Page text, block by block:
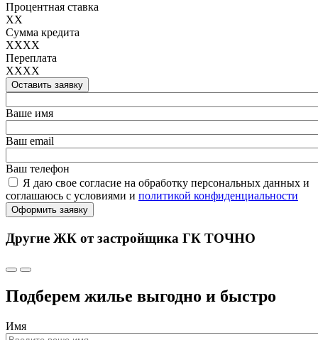
Процентная ставка
XX
Сумма кредита
XXXX
Переплата
XXXX
Оставить заявку
Ваше имя
Ваш email
Ваш телефон
Я даю свое согласие на обработку персональных данных и
соглашаюсь с условиями и политикой конфиденциальности
Оформить заявку
Другие ЖК от застройщика ГК ТОЧНО
Подберем жилье выгодно и быстро
Имя